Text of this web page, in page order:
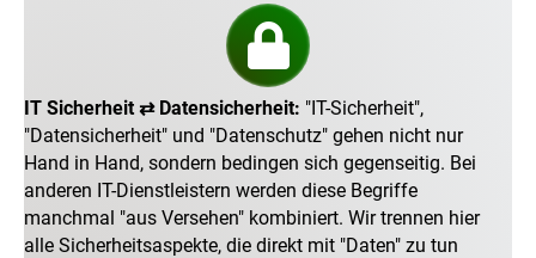
IT Sicherheit ⇄ Datensicherheit: IT-Sicherheit ,
Datensicherheit und Datenschutz gehen nicht nur
Hand in Hand, sondern bedingen sich gegenseitig. Bei
anderen IT-Dienstleistern werden diese Begriffe
manchmal aus Versehen kombiniert. Wir trennen hier
alle Sicherheitsaspekte, die direkt mit Daten zu tun